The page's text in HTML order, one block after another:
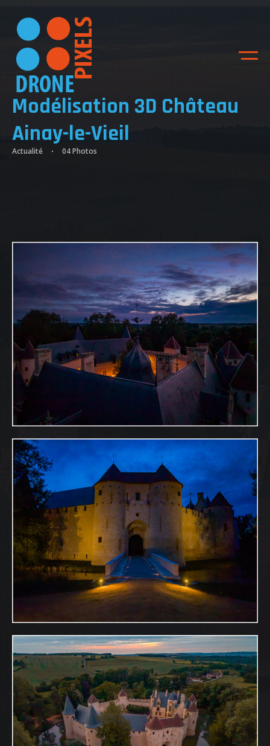
ACCUEIL
NOS DIFFERENTES
PRESTATIONS
NOS REALISATIONS
QUI EST DERRIERE
NOUS CONTACTER
ATTESTATIONS
Modélisation 3D Château
Ainay-le-Vieil
Actualité 04 Photos